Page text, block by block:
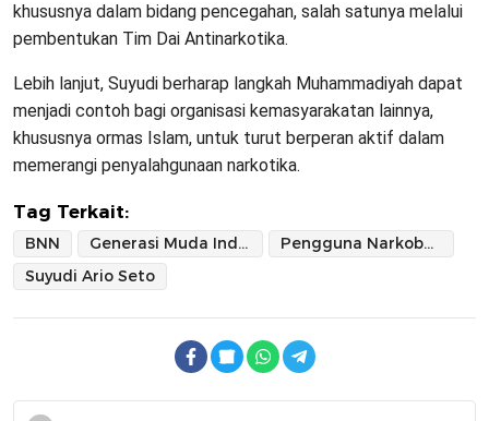
khususnya dalam bidang pencegahan, salah satunya melalui
pembentukan Tim Dai Antinarkotika.
Lebih lanjut, Suyudi berharap langkah Muhammadiyah dapat
menjadi contoh bagi organisasi kemasyarakatan lainnya,
khususnya ormas Islam, untuk turut berperan aktif dalam
memerangi penyalahgunaan narkotika.
Tag Terkait:
BNN Generasi Muda Indonesia
Pengguna Narkoba Indonesia
Suyudi Ario Seto